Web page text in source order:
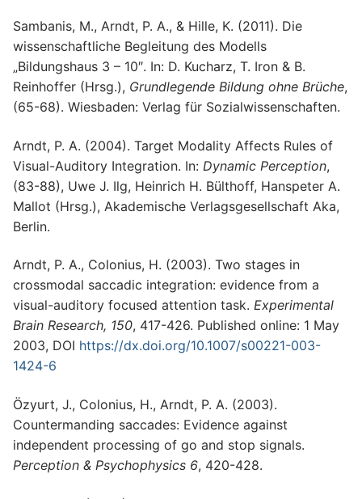
Sambanis, M., Arndt, P. A., & Hille, K. (2011). Die
wissenschaftliche Begleitung des Modells
„Bildungshaus 3 – 10″. In: D. Kucharz, T. Iron & B.
Reinhoffer (Hrsg.), Grundlegende Bildung ohne Brüche,
(65-68). Wiesbaden: Verlag für Sozialwissenschaften.
Arndt, P. A. (2004). Target Modality Affects Rules of
Visual-Auditory Integration. In: Dynamic Perception,
(83-88), Uwe J. Ilg, Heinrich H. Bülthoff, Hanspeter A.
Mallot (Hrsg.), Akademische Verlagsgesellschaft Aka,
Berlin.
Arndt, P. A., Colonius, H. (2003). Two stages in
crossmodal saccadic integration: evidence from a
visual-auditory focused attention task. Experimental
Brain Research, 150, 417-426. Published online: 1 May
2003, DOI https://dx.doi.org/10.1007/s00221-003-
1424-6
Özyurt, J., Colonius, H., Arndt, P. A. (2003).
Countermanding saccades: Evidence against
independent processing of go and stop signals.
Perception & Psychophysics 6, 420-428.